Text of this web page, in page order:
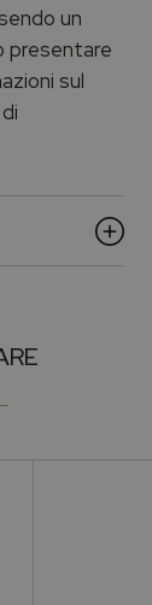
un
presentare
sul